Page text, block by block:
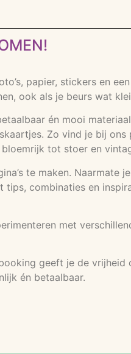
papier, stickers en
ook als je beurs wat
én mooi
Zo vind je bij ons
tot stoer en
te maken. Naarmate
tips, combinaties en
met
geeft je de vrijheid
én betaalbaar.